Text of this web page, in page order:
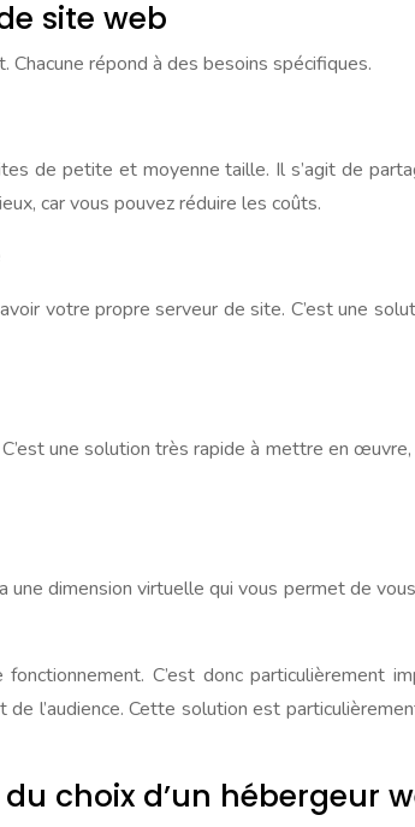
site web
répond à des besoins spécifiques.
de petite et moyenne taille. Il s’agit de
car vous pouvez réduire les coûts.
votre propre serveur de site. C’est une
une solution très rapide à mettre en
dimension virtuelle qui vous permet de
C’est donc particulièrement
l’audience. Cette solution est
choix d’un hébergeur